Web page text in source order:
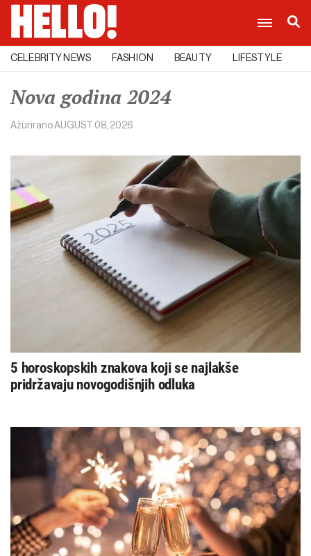
CELEBRITY NEWS FASHION BEAUTY LIFESTYLE
Nova godina 2024
AžuriranoAUGUST 08, 2026
5 horoskopskih znakova koji se najlakše
pridržavaju novogodišnjih odluka